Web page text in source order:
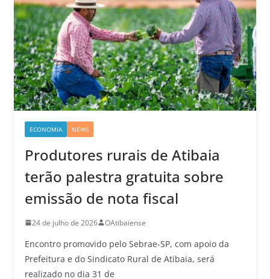
ECONOMIA NEWS
Produtores rurais de Atibaia
terão palestra gratuita sobre
emissão de nota fiscal
24 de julho de 2026 OAtibaiense
Encontro promovido pelo Sebrae-SP, com apoio da
Prefeitura e do Sindicato Rural de Atibaia, será
realizado no dia 31 de